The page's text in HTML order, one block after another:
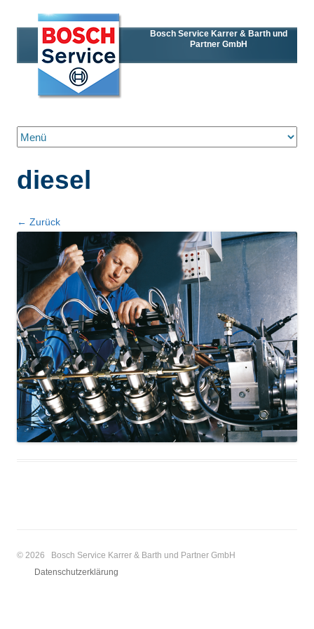
Bosch Service Karrer & Barth und
Partner GmbH
diesel
← Zurück
© 2026 Bosch Service Karrer & Barth und Partner GmbH
Datenschutzerklärung